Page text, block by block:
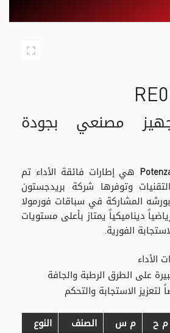
مصنعي بجودة
هي إطارات فائقة الأداء تم
وتوفرها شركة بريدجستون
المشاركة في سباقات فورمولا
ديناميكياً يمتاز بأعلى مستويات
الفورية.
على الطرق الرطبة والجافة
الاستجابة والتحكم
م ح م س الصنف
النوع